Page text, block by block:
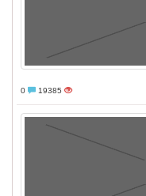
19385